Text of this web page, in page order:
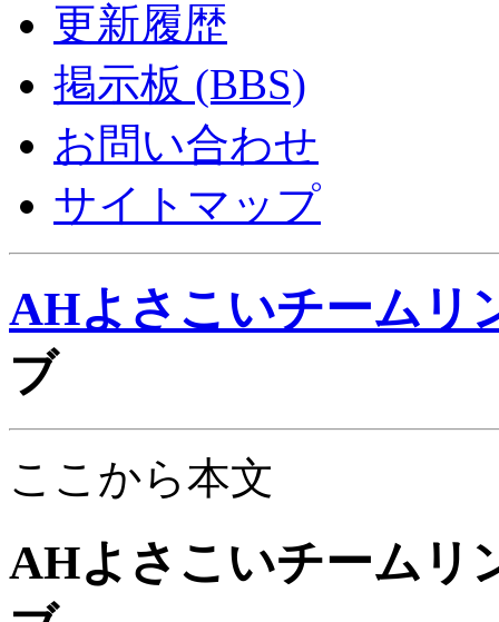
更新履歴
掲示板 (BBS)
お問い合わせ
サイトマップ
AHよさこいチームリ
ブ
ここから本文
AHよさこいチームリ